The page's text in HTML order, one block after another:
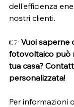
dell’efficienza
nostri clienti.
👉 Vuoi saperne
fotovoltaico può
tua casa?
personalizzata!
Per informazioni